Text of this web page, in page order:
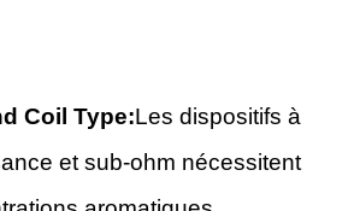
Coil Type:Les dispositifs à
et sub-ohm nécessitent